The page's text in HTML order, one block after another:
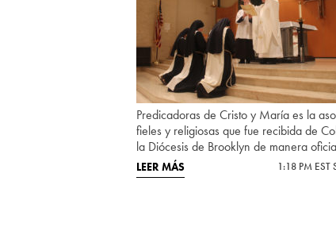
Predicadoras de Cristo y María es la
fieles y religiosas que fue recibida de
la Diócesis de Brooklyn de manera
LEER MÁS 1:18 PM EST